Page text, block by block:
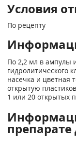
Условия
По рецепту
По 2,2 мл в ампулы
гидролитического
насечка и цветная
открытую
1 или 20 открытых